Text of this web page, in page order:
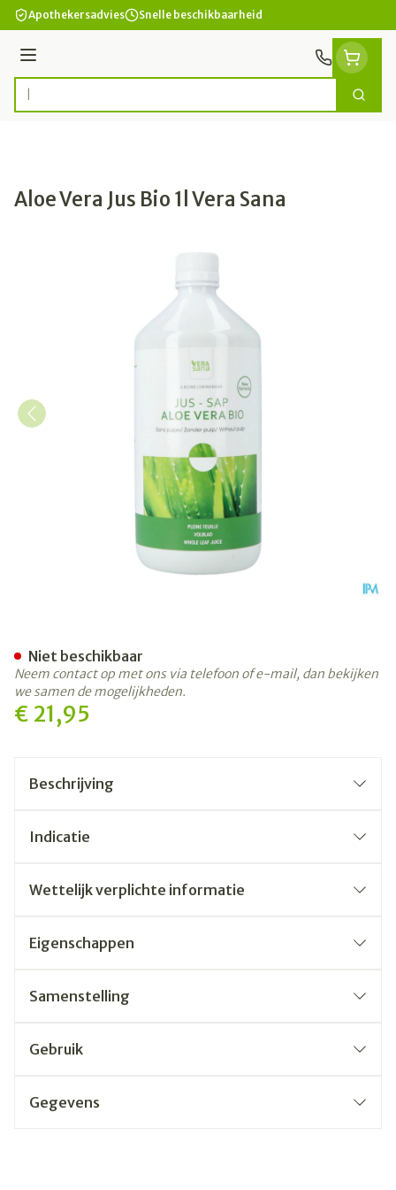
Ga naar de inhoud
Apothekersadvies Snelle beschikbaarheid
Menu
Product, merk, categorie... Zoek
Aloe Vera Jus Bio 1l Vera Sana
€ 21,95
Niet beschikbaar
Neem contact op met ons via telefoon of e-mail, dan bekijken
we samen de mogelijkheden.
Beschrijving
Indicatie
Wettelijk verplichte informatie
Eigenschappen
Samenstelling
Gebruik
Gegevens